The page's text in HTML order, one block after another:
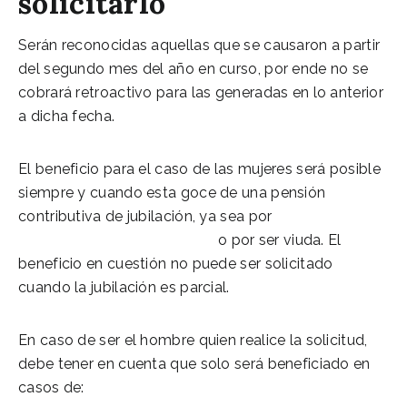
Serán reconocidas aquellas que se causaron a partir
del segundo mes del año en curso, por ende no se
cobrará retroactivo para las generadas en lo anterior
a dicha fecha.
El beneficio para el caso de las mujeres será posible
siempre y cuando esta goce de una pensión
contributiva de jubilación, ya sea por
o por ser viuda. El
beneficio en cuestión no puede ser solicitado
cuando la jubilación es parcial.
En caso de ser el hombre quien realice la solicitud,
debe tener en cuenta que solo será beneficiado en
casos de: